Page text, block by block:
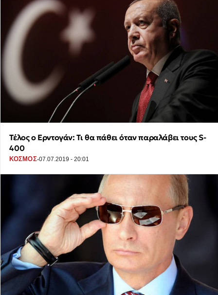
Τέλος ο Ερντογάν: Τι θα πάθει όταν παραλάβει τους S-
400
ΚΟΣΜΟΣ·07.07.2019 - 20:01